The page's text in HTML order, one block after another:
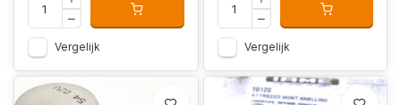
Vergelijk Vergelijk